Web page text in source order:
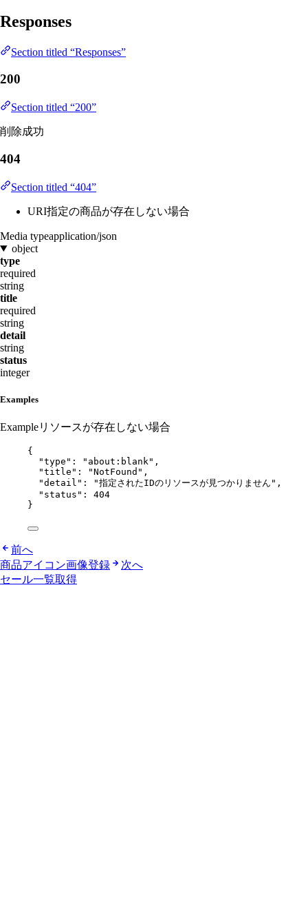
Responses
Section titled “Responses”
200
Section titled “200”
削除成功
404
Section titled “404”
URI指定の商品が存在しない場合
Media typeapplication/json
object
type
required
string
title
required
string
detail
string
status
integer
Examples
Exampleリソースが存在しない場合
{
"type" : " about:blank" ,
"title" : "NotFound " ,
"detail" : "指定されたIDのリソースが見つかりません " ,
"status" : 404
}
前へ
商品アイコン画像登録
次へ
セール一覧取得